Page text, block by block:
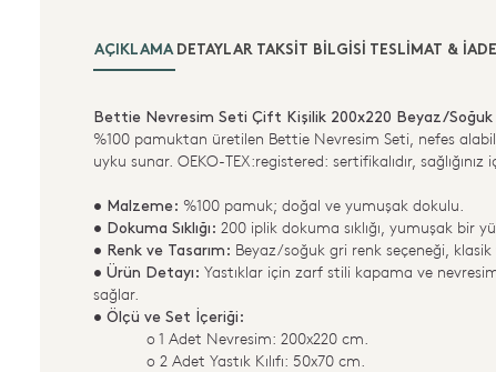
AÇIKLAMA DETAYLAR TAKSIT BILGISI TESLIMAT & İADE
Bettie Nevresim Seti Çift Kişilik 200x220 Beyaz/Soğuk
%100 pamuktan üretilen Bettie Nevresim Seti, nefes
uyku sunar. OEKO-TEX:registered: sertifikalıdır, sağlığınız
• Malzeme: %100 pamuk; doğal ve yumuşak dokulu.
• Dokuma Sıklığı: 200 iplik dokuma sıklığı, yumuşak bir
• Renk ve Tasarım: Beyaz/soğuk gri renk seçeneği,
• Ürün Detayı: Yastıklar için zarf stili kapama ve
sağlar.
• Ölçü ve Set İçeriği:
o 1 Adet Nevresim: 200x220 cm.
o 2 Adet Yastık Kılıfı: 50x70 cm.